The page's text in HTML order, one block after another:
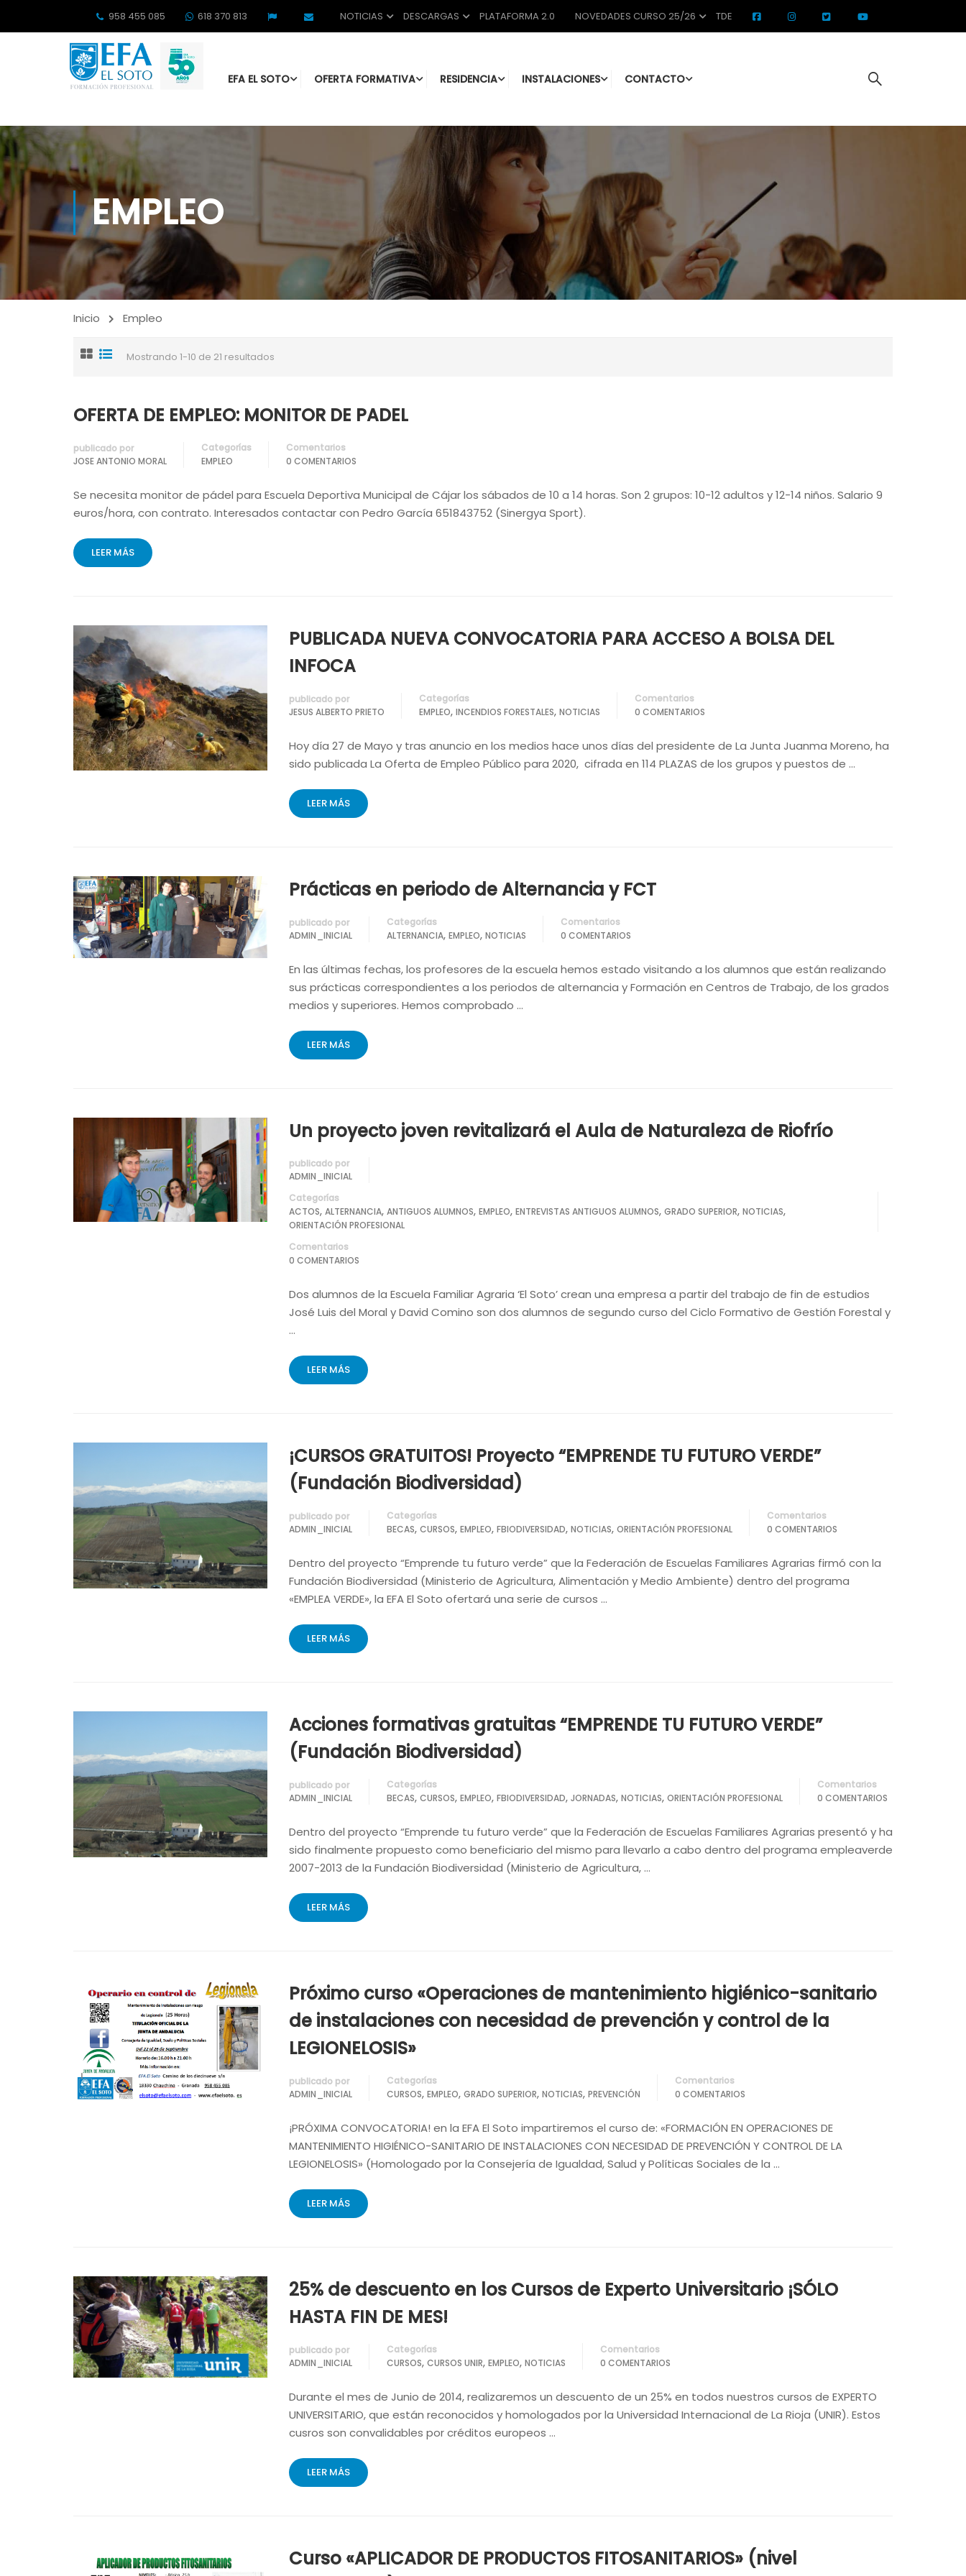
958 455 085 618 370 813 NOTICIAS DESCARGAS PLATAFORMA 2.0 NOVEDADES CURSO 25/26 TDE
EFA EL SOTO OFERTA FORMATIVA RESIDENCIA INSTALACIONES CONTACTO
EMPLEO
Inicio Empleo
Mostrando 1-10 de 21 resultados
OFERTA DE EMPLEO: MONITOR DE PADEL
publicado por
JOSE ANTONIO MORAL
Categorías
EMPLEO
Comentarios
0 COMENTARIOS
Se necesita monitor de pádel para Escuela Deportiva Municipal de Cájar los sábados de 10 a 14 horas. Son 2 grupos: 10-12 adultos y 12-14 niños. Salario 9
euros/hora, con contrato. Interesados contactar con Pedro García 651843752 (Sinergya Sport).
LEER MÁS
PUBLICADA NUEVA CONVOCATORIA PARA ACCESO A BOLSA DEL
INFOCA
publicado por
JESUS ALBERTO PRIETO
Categorías
EMPLEO, INCENDIOS FORESTALES, NOTICIAS
Comentarios
0 COMENTARIOS
Hoy día 27 de Mayo y tras anuncio en los medios hace unos días del presidente de La Junta Juanma Moreno, ha
sido publicada La Oferta de Empleo Público para 2020, cifrada en 114 PLAZAS de los grupos y puestos de …
LEER MÁS
Prácticas en periodo de Alternancia y FCT
publicado por
ADMIN_INICIAL
Categorías
ALTERNANCIA, EMPLEO, NOTICIAS
Comentarios
0 COMENTARIOS
En las últimas fechas, los profesores de la escuela hemos estado visitando a los alumnos que están realizando
sus prácticas correspondientes a los periodos de alternancia y Formación en Centros de Trabajo, de los grados
medios y superiores. Hemos comprobado …
LEER MÁS
Un proyecto joven revitalizará el Aula de Naturaleza de Riofrío
publicado por
ADMIN_INICIAL
Categorías
ACTOS, ALTERNANCIA, ANTIGUOS ALUMNOS, EMPLEO, ENTREVISTAS ANTIGUOS ALUMNOS, GRADO SUPERIOR, NOTICIAS,
ORIENTACIÓN PROFESIONAL
Comentarios
0 COMENTARIOS
Dos alumnos de la Escuela Familiar Agraria ‘El Soto’ crean una empresa a partir del trabajo de fin de estudios
José Luis del Moral y David Comino son dos alumnos de segundo curso del Ciclo Formativo de Gestión Forestal y
…
LEER MÁS
¡CURSOS GRATUITOS! Proyecto “EMPRENDE TU FUTURO VERDE”
(Fundación Biodiversidad)
publicado por
ADMIN_INICIAL
Categorías
BECAS, CURSOS, EMPLEO, FBIODIVERSIDAD, NOTICIAS, ORIENTACIÓN PROFESIONAL
Comentarios
0 COMENTARIOS
Dentro del proyecto “Emprende tu futuro verde” que la Federación de Escuelas Familiares Agrarias firmó con la
Fundación Biodiversidad (Ministerio de Agricultura, Alimentación y Medio Ambiente) dentro del programa
«EMPLEA VERDE», la EFA El Soto ofertará una serie de cursos …
LEER MÁS
Acciones formativas gratuitas “EMPRENDE TU FUTURO VERDE”
(Fundación Biodiversidad)
publicado por
ADMIN_INICIAL
Categorías
BECAS, CURSOS, EMPLEO, FBIODIVERSIDAD, JORNADAS, NOTICIAS, ORIENTACIÓN PROFESIONAL
Comentarios
0 COMENTARIOS
Dentro del proyecto “Emprende tu futuro verde” que la Federación de Escuelas Familiares Agrarias presentó y ha
sido finalmente propuesto como beneficiario del mismo para llevarlo a cabo dentro del programa empleaverde
2007-2013 de la Fundación Biodiversidad (Ministerio de Agricultura, …
LEER MÁS
Próximo curso «Operaciones de mantenimiento higiénico-sanitario
de instalaciones con necesidad de prevención y control de la
LEGIONELOSIS»
publicado por
ADMIN_INICIAL
Categorías
CURSOS, EMPLEO, GRADO SUPERIOR, NOTICIAS, PREVENCIÓN
Comentarios
0 COMENTARIOS
¡PRÓXIMA CONVOCATORIA! en la EFA El Soto impartiremos el curso de: «FORMACIÓN EN OPERACIONES DE
MANTENIMIENTO HIGIÉNICO-SANITARIO DE INSTALACIONES CON NECESIDAD DE PREVENCIÓN Y CONTROL DE LA
LEGIONELOSIS» (Homologado por la Consejería de Igualdad, Salud y Políticas Sociales de la …
LEER MÁS
25% de descuento en los Cursos de Experto Universitario ¡SÓLO
HASTA FIN DE MES!
publicado por
ADMIN_INICIAL
Categorías
CURSOS, CURSOS UNIR, EMPLEO, NOTICIAS
Comentarios
0 COMENTARIOS
Durante el mes de Junio de 2014, realizaremos un descuento de un 25% en todos nuestros cursos de EXPERTO
UNIVERSITARIO, que están reconocidos y homologados por la Universidad Internacional de La Rioja (UNIR). Estos
cusros son convalidables por créditos europeos …
LEER MÁS
Curso «APLICADOR DE PRODUCTOS FITOSANITARIOS» (nivel